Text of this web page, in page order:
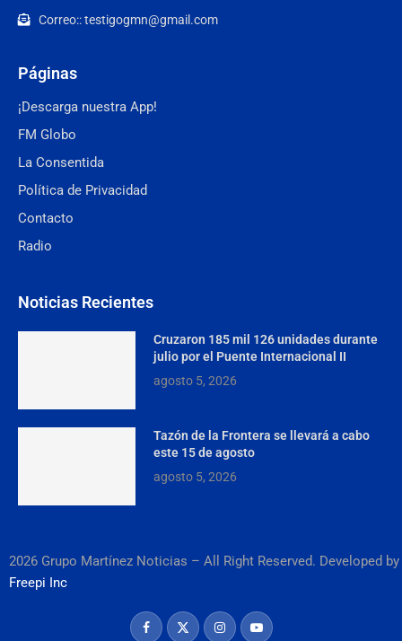
Correo:: testigogmn@gmail.com
Páginas
¡Descarga nuestra App!
FM Globo
La Consentida
Política de Privacidad
Contacto
Radio
Noticias Recientes
Cruzaron 185 mil 126 unidades durante
julio por el Puente Internacional II
agosto 5, 2026
Tazón de la Frontera se llevará a cabo
este 15 de agosto
agosto 5, 2026
2026 Grupo Martínez Noticias – All Right Reserved. Developed by
Freepi Inc